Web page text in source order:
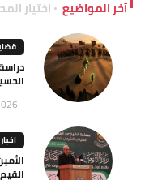
آخر المواضيع اختيار